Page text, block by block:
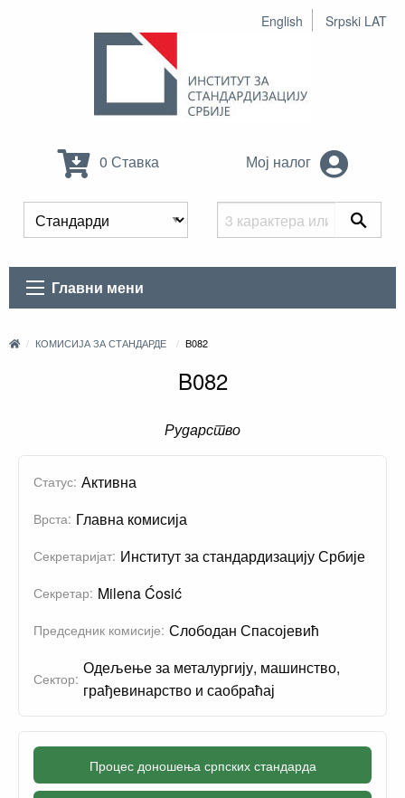
English Srpski LAT
0 Ставка Мој налог
Главни мени
КОМИСИЈА ЗА СТАНДАРДЕ B082
B082
Рударство
Статус: Активна
Врста: Главна комисија
Секретаријат: Институт за стандардизацију Србије
Секретар: Milena Ćosić
Председник комисије: Слободан Спасојевић
Сектор:
Одељење за металургију, машинство,
грађевинарство и саобраћај
Процес доношења српских стандарда